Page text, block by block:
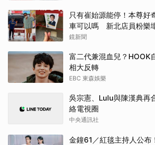
只有崔始源能停！本尊好
車可以嗎 新北店員粉樂
鏡新聞
富二代兼混血兒？HOOK
相大反轉
EBC 東森娛樂
吳宗憲、Lulu與陳漢典
絡電視圈
中央通訊社
金鐘61／紅毯主持人公